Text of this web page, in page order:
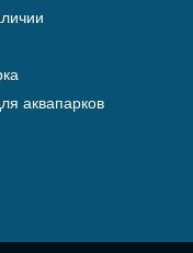
аквапарков